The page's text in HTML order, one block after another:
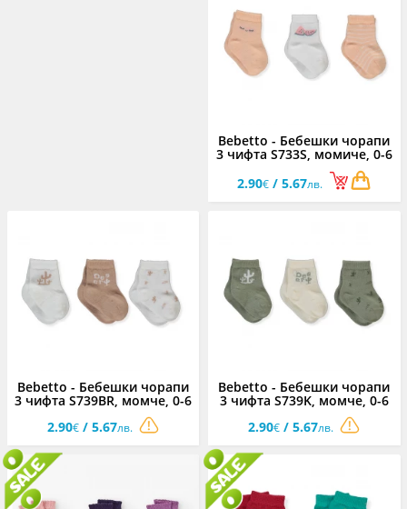
Bebetto - Бебешки чорапи
3 чифта S733S, момиче, 0-6
2.90€ / 5.67лв.
Bebetto - Бебешки чорапи
3 чифта S739BR, момче, 0-6
2.90€/ 5.67лв.
Bebetto - Бебешки чорапи
3 чифта S739K, момче, 0-6
2.90€ / 5.67лв.